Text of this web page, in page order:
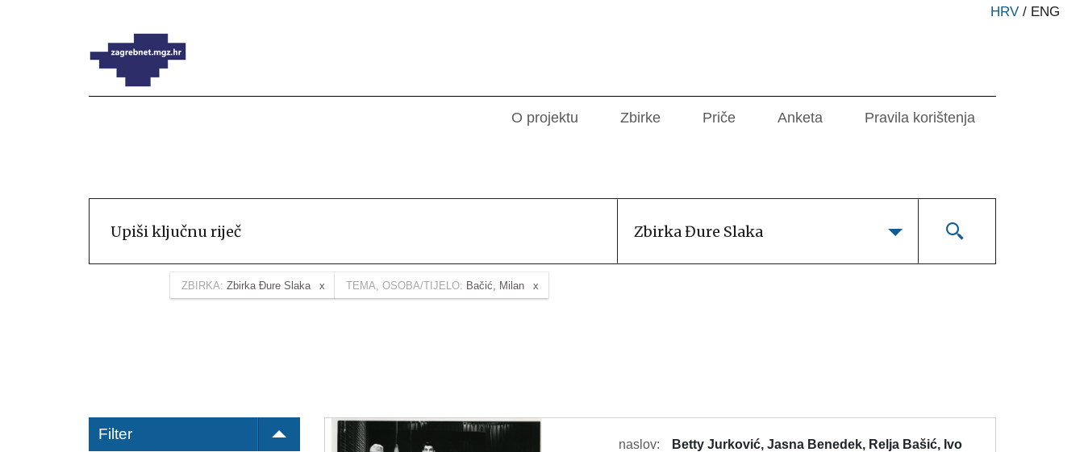
HRV / ENG
O projektu Zbirke Priče Anketa Pravila korištenja
Zbirka Đure Slaka
ZBIRKA: Zbirka Đure Slaka TEMA, OSOBA/TIJELO: Bačić, Milan
Filter
naslov:
Betty Jurković, Jasna Benedek, Relja Bašić, Ivo